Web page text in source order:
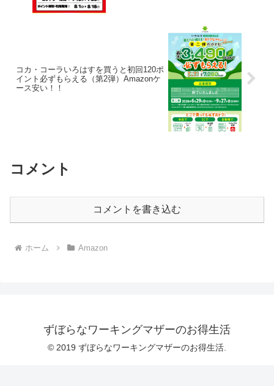
コカ・コーラいろはすを買うと初回120ポ
イント必ずもらえる（第2弾）Amazonケ
ース安い！！
コメント
コメントを書き込む
ホーム Amazon
ずぼらなワーキングマザーのお得生活
© 2019 ずぼらなワーキングマザーのお得生活.